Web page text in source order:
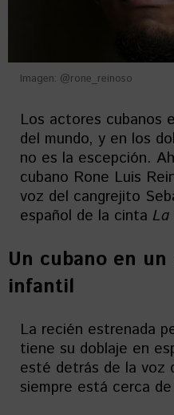
Imagen: @rone_reinoso
Los actores cubanos
del mundo, y en los
no es la escepción.
cubano Rone Luis
voz del cangrejito
español de la cinta La
Un cubano en
infantil
La recién estrenada
tiene su doblaje en
esté detrás de la voz
siempre está cerca